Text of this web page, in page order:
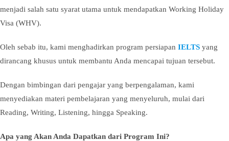
menjadi salah satu syarat utama untuk mendapatkan Working Holiday
Visa (WHV).
Oleh sebab itu, kami menghadirkan program persiapan IELTS yang
dirancang khusus untuk membantu Anda mencapai tujuan tersebut.
Dengan bimbingan dari pengajar yang berpengalaman, kami
menyediakan materi pembelajaran yang menyeluruh, mulai dari
Reading, Writing, Listening, hingga Speaking.
Apa yang Akan Anda Dapatkan dari Program Ini?